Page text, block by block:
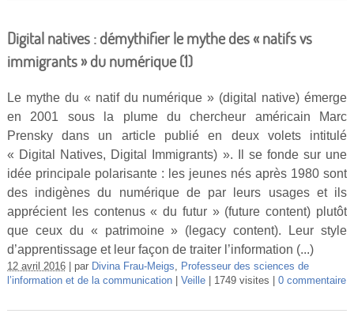
Digital natives : démythifier le mythe des « natifs vs
immigrants » du numérique (1)
Le mythe du « natif du numérique » (digital native) émerge
en 2001 sous la plume du chercheur américain Marc
Prensky dans un article publié en deux volets intitulé
« Digital Natives, Digital Immigrants) ». Il se fonde sur une
idée principale polarisante : les jeunes nés après 1980 sont
des indigènes du numérique de par leurs usages et ils
apprécient les contenus « du futur » (future content) plutôt
que ceux du « patrimoine » (legacy content). Leur style
d’apprentissage et leur façon de traiter l’information (...)
12 avril 2016 par Divina Frau-Meigs, Professeur des sciences de
l’information et de la communication
Veille 1749 visites 0 commentaire